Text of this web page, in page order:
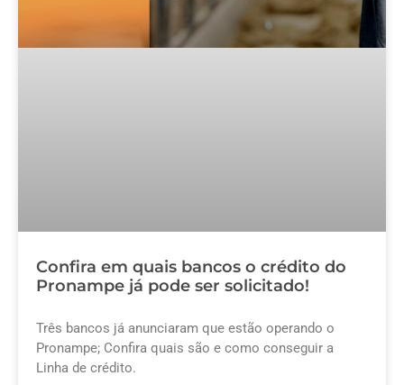
Confira em quais bancos o crédito do
Pronampe já pode ser solicitado!
Três bancos já anunciaram que estão operando o
Pronampe; Confira quais são e como conseguir a
Linha de crédito.